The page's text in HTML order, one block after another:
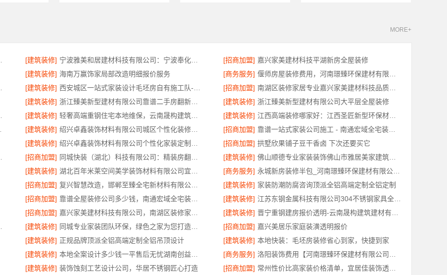
MORE+
[建筑装修] [招商加盟] 嘉兴家美建材科技平湖新房全屋装修
[建筑装修] 海南万赢饰家局部改造明细报价服务 [商务服务]
[建筑装修] [招商加盟]
[建筑装修] [建筑装修] 浙江臻美新型建材有限公司大平层全屋装修
[建筑装修] [建筑装修]
[建筑装修] [招商加盟]
[建筑装修] [招商加盟] 拱墅欣果铺子豆干香卤 下次还要买它
[招商加盟] [建筑装修]
[建筑装修] [商务服务]
[招商加盟] [建筑装修] 家装防潮防腐咨询顶派全铝高端定制全铝定制
[招商加盟] [建筑装修]
[招商加盟] [建筑装修]
[建筑装修] [招商加盟] 嘉兴美居乐家庭装潢透明报价
[建筑装修] 正规品牌顶派全铝高端定制全铝吊顶设计 [建筑装修] 本地快装：毛坯房装修省心到家，快捷到家
[建筑装修] [商务服务]
[建筑装修] 装饰蚀刻工艺设计公司，华居不锈钢匠心打造 [招商加盟]